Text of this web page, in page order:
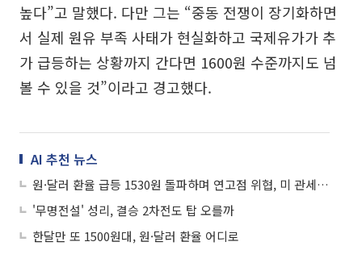
높다”고 말했다. 다만 그는 “중동 전쟁이 장기화하면
서 실제 원유 부족 사태가 현실화하고 국제유가가 추
가 급등하는 상황까지 간다면 1600원 수준까지도 넘
볼 수 있을 것”이라고 경고했다.
AI 추천 뉴스
원·달러 환율 급등 1530원 돌파하며 연고점 위협, 미 관세+중동리스크
'무명전설' 성리, 결승 2차전도 탑 오를까
한달만 또 1500원대, 원·달러 환율 어디로